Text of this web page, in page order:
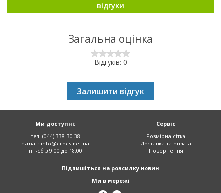
відгуки
Загальна оцінка
Відгуків: 0
Залишити відгук
Сервіс
Розмірна сітка
Доставка та оплата
Повернення
Ми доступні:
тел. (044) 338-30-38
e-mail: info@crocs.net.ua
пн-сб з 9:00 до 18:00
Підпишіться на розсилку новин
Ми в мережі